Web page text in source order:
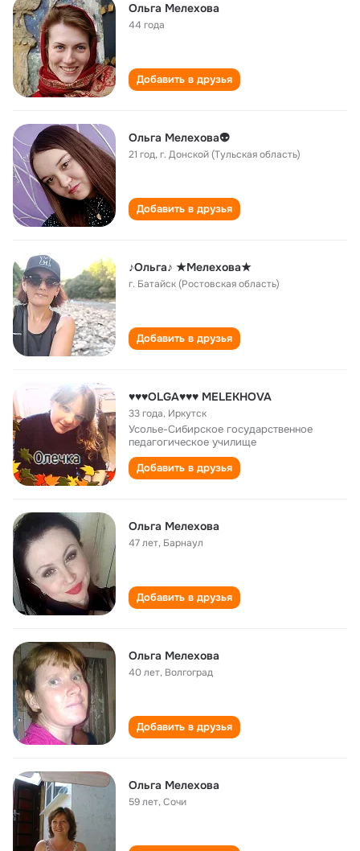
Ольга Мелехова
44 года
Добавить в друзья
Ольга Мелехова👽
21 год,г. Донской (Тульская область)
Добавить в друзья
♪Ольга♪ ★Мелехова★
г. Батайск (Ростовская область)
Добавить в друзья
♥♥♥OLGA♥♥♥ MELEKHOVA
33 года, Иркутск
Усолье-Сибирское государственное
педагогическое училище
Добавить в друзья
Ольга Мелехова
47 лет, Барнаул
Добавить в друзья
Ольга Мелехова
40 лет, Волгоград
Добавить в друзья
Ольга Мелехова
59 лет,Сочи